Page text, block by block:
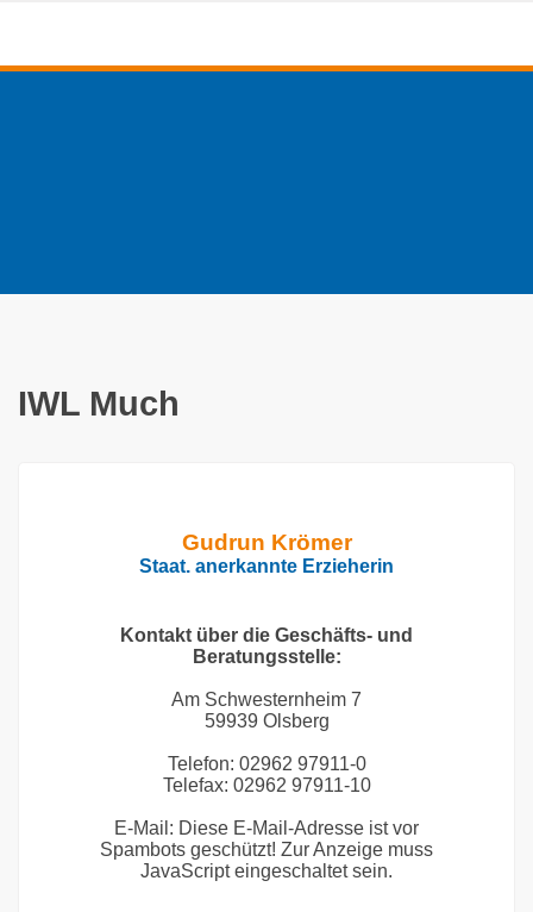
IWL Much
Gudrun Krömer
Staat. anerkannte Erzieherin
Kontakt über die Geschäfts- und
Beratungsstelle:
Am Schwesternheim 7
59939 Olsberg
Telefon: 02962 97911-0
Telefax: 02962 97911-10
E-Mail: Diese E-Mail-Adresse ist vor
Spambots geschützt! Zur Anzeige muss
JavaScript eingeschaltet sein.